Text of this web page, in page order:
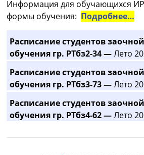
Информация для обучающихся
формы обучения: Подробнее…
Расписание студентов
обучения гр. РТбз2-34 —Лето
Расписание студентов
обучения гр. РТбз3-73 —Лето
Расписание студентов
обучения гр. РТбз4-62 —Лето